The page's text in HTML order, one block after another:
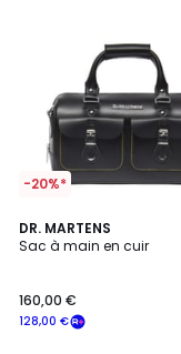
-20%*
DR. MARTENS
Sac à main en cuir
128,00 €
160,00 €